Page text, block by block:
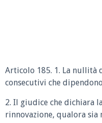
Articolo 185. 1. La
consecutivi che
2. Il giudice che dichiara
rinnovazione, qualora sia